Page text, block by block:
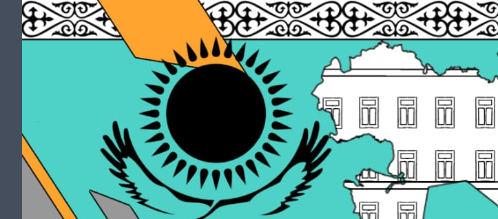
Перейти к содержимому